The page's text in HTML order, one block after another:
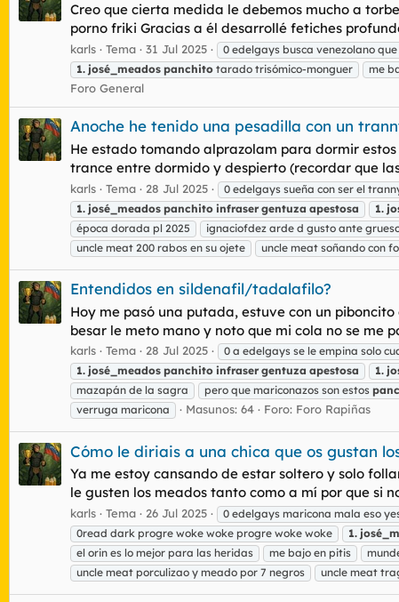
Creo que cierta medida le debemos mucho a
porno friki Gracias a él desarrollé fetiches
karls Tema 31 Jul 2025 0 edelgays busca venezolano que
1. josé_meados panchito tarado trisómico-monguer me
Foro General
Anoche he tenido una pesadilla con un
He estado tomando alprazolam para dormir
trance entre dormido y despierto (recordar que
karls Tema 28 Jul 2025 0 edelgays sueña con ser el
1. josé_meados panchito infraser gentuza apestosa 1.
época dorada pl 2025
ignaciofdez arde d gusto ante
uncle meat 200 rabos en su ojete
uncle meat soñando con
Entendidos en sildenafil/tadalafilo?
Hoy me pasó una putada, estuve con un
besar le meto mano y noto que mi cola no se me
karls Tema 28 Jul 2025 0 a edelgays se le empina solo
1. josé_meados panchito infraser gentuza apestosa 1.
mazapán de la sagra
pero que mariconazos son estos
verruga maricona
Masunos: 64 Foro: Foro Rapiñas
Cómo le diriais a una chica que os gustan
Ya me estoy cansando de estar soltero y solo
le gusten los meados tanto como a mí por que si
karls Tema 26 Jul 2025 0 edelgays maricona mala eso
0read dark progre woke woke progre woke woke
1.
el orin es lo mejor para las heridas
me bajo en pitis
uncle meat porculizao y meado por 7 negros
uncle meat